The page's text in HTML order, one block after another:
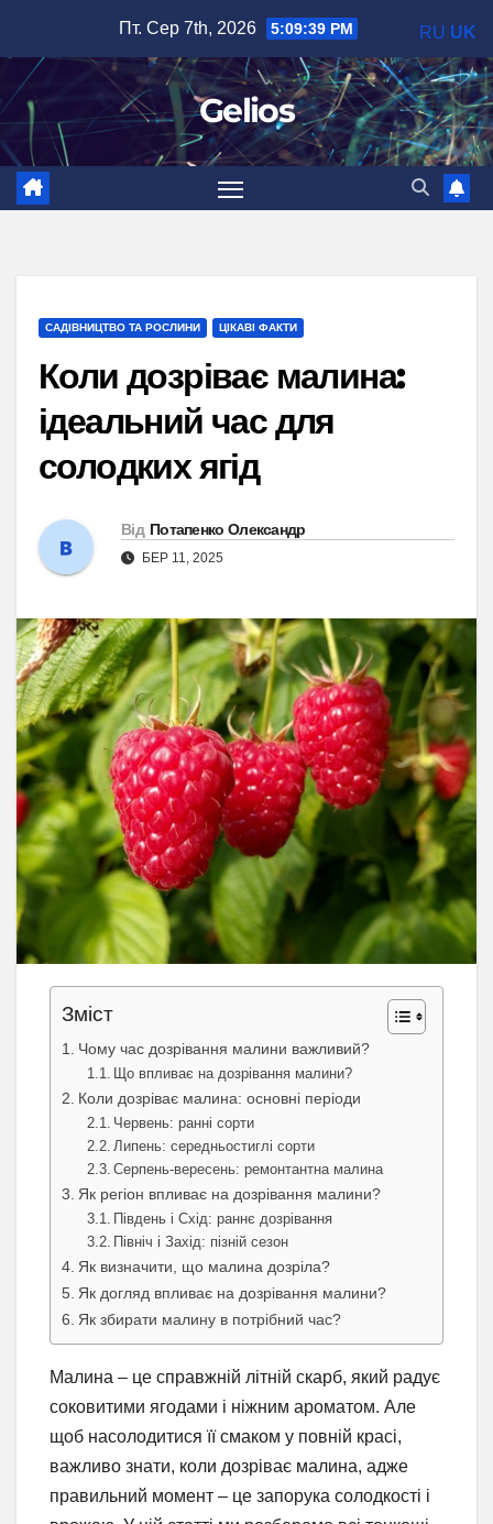
вмісту
Пт. Сер 7th, 2026 5:09:40 PM
Gelios
САДІВНИЦТВО ТА РОСЛИНИ ЦІКАВІ ФАКТИ
Коли дозріває малина:
ідеальний час для
солодких ягід
Від Потапенко Олександр
БЕР 11, 2025
Зміст
Чому час дозрівання малини важливий?
Що впливає на дозрівання малини?
Коли дозріває малина: основні періоди
Червень: ранні сорти
Липень: середньостиглі сорти
Серпень-вересень: ремонтантна малина
Як регіон впливає на дозрівання малини?
Південь і Схід: раннє дозрівання
Північ і Захід: пізній сезон
Як визначити, що малина дозріла?
Як догляд впливає на дозрівання малини?
Як збирати малину в потрібний час?
Малина – це справжній літній скарб, який радує
соковитими ягодами і ніжним ароматом. Але
щоб насолодитися її смаком у повній красі,
важливо знати, коли дозріває малина, адже
правильний момент – це запорука солодкості і
RU UK